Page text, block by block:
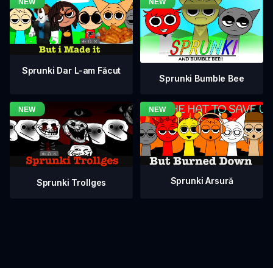
Sprunki Dar L-am Făcut
Sprunki Bumble Bee
Sprunki Trollges Sprunki Arsură